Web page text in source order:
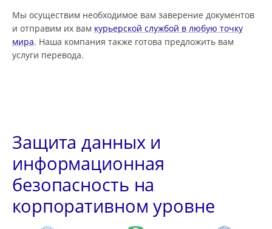
Мы осуществим необходимое вам заверение документов
и отправим их вам курьерской службой в любую точку
мира. Наша компания также готова предложить вам
услуги перевода.
Защита данных и
информационная
безопасность на
корпоративном уровне